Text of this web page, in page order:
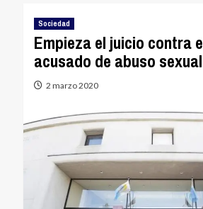
Sociedad
Empieza el juicio contra
acusado de abuso sexual
2 marzo 2020